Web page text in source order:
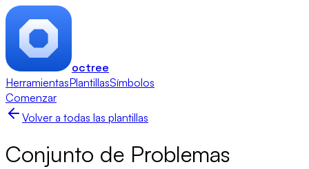
octree
HerramientasPlantillasSímbolos
Comenzar
Volver a todas las plantillas
Conjunto de Problemas